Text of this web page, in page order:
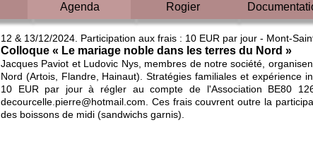
Agenda Rogier
12 & 13/12/2024. Participation aux frais : 10 EUR par jour - Mont-
Colloque « Le mariage noble dans les terres du Nord »
Jacques Paviot et Ludovic Nys, membres de notre société,
Nord (Artois, Flandre, Hainaut). Stratégies familiales et expérience
10 EUR par jour à régler au compte de l'Association BE80
decourcelle.pierre@hotmail.com. Ces frais couvrent outre la
des boissons de midi (sandwichs garnis).